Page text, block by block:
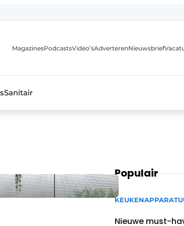
en badkamerbranche
MagazinesPodcastsVideo’sAdverterenNieuwsbrief
Sanitair
Populair
Nieuwe must-